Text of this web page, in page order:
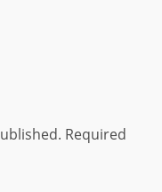
Required